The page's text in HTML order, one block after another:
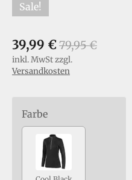
Sale!
39,99 €79,95 €
inkl. MwSt zzgl.
Versandkosten
Farbe